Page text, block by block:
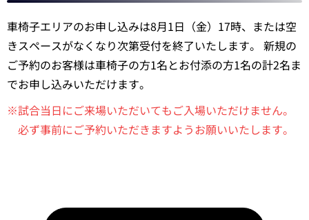
車椅子エリアのお申し込みは8月1日（金）17時、または空
きスペースがなくなり次第受付を終了いたします。 新規の
ご予約のお客様は車椅子の方1名とお付添の方1名の計2名ま
でお申し込みいただけます。
※試合当日にご来場いただいてもご入場いただけません。
必ず事前にご予約いただきますようお願いいたします。